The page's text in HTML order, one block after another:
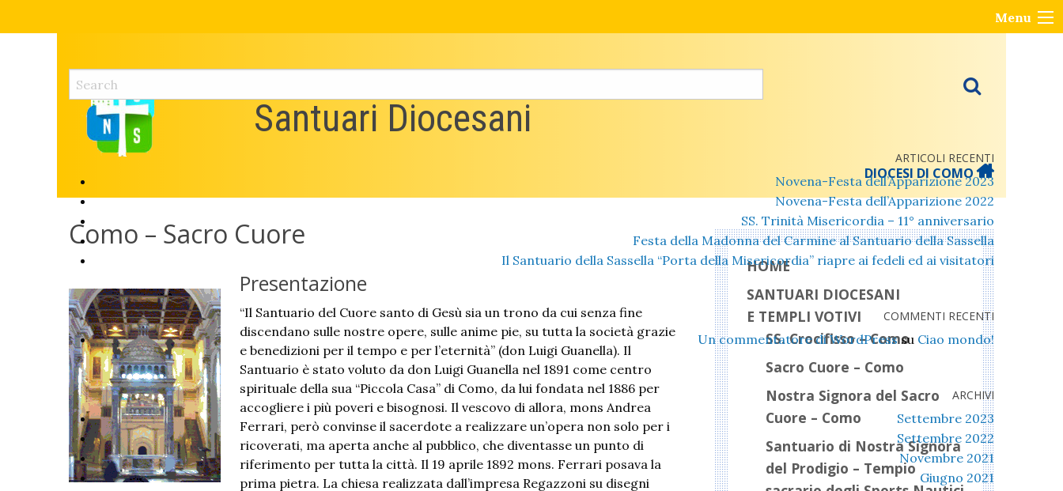
Menu
ARTICOLI RECENTI
Novena-Festa dell’Apparizione 2023
Novena-Festa dell’Apparizione 2022
SS. Trinità Misericordia – 11° anniversario
Festa della Madonna del Carmine al Santuario della Sassella
Il Santuario della Sassella “Porta della Misericordia” riapre ai fedeli ed ai visitatori
COMMENTI RECENTI
Un commentatore di WordPresssu Ciao mondo!
ARCHIVI
Settembre 2023
Settembre 2022
Novembre 2021
Giugno 2021
Santuari Diocesani
DIOCESI DI COMO
Como – Sacro Cuore
Presentazione
“Il Santuario del Cuore santo di Gesù sia un trono da cui senza fine
discendano sulle nostre opere, sulle anime pie, su tutta la società grazie
e benedizioni per il tempo e per l’eternità” (don Luigi Guanella). Il
Santuario è stato voluto da don Luigi Guanella nel 1891 come centro
spirituale della sua “Piccola Casa” di Como, da lui fondata nel 1886 per
accogliere i più poveri e bisognosi. Il vescovo di allora, mons Andrea
Ferrari, però convinse il sacerdote a realizzare un’opera non solo per i
ricoverati, ma aperta anche al pubblico, che diventasse un punto di
riferimento per tutta la città. Il 19 aprile 1892 mons. Ferrari posava la
prima pietra. La chiesa realizzata dall’impresa Regazzoni su disegni
HOME
SANTUARI DIOCESANI
E TEMPLI VOTIVI
SS. Crocifisso – Como
Sacro Cuore – Como
Nostra Signora del Sacro
Cuore – Como
Santuario di Nostra Signora
del Prodigio – Tempio